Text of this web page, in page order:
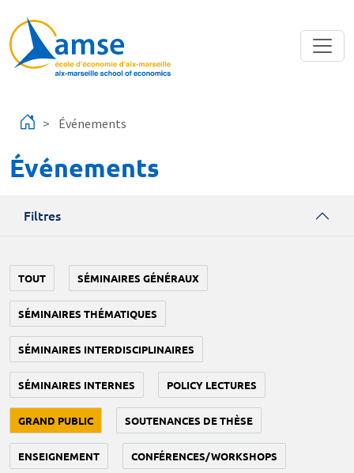
Événements
Événements
Filtres
TOUT SÉMINAIRES GÉNÉRAUX
SÉMINAIRES THÉMATIQUES
SÉMINAIRES INTERDISCIPLINAIRES
SÉMINAIRES INTERNES POLICY LECTURES
GRAND PUBLIC SOUTENANCES DE THÈSE
ENSEIGNEMENT CONFÉRENCES/WORKSHOPS